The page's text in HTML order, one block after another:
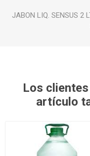
JABON LIQ. SENSUS 2
Los
artículo